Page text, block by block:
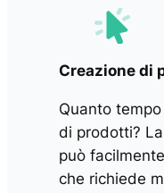
Creazione di
Quanto
di prodotti?
può
che richiede